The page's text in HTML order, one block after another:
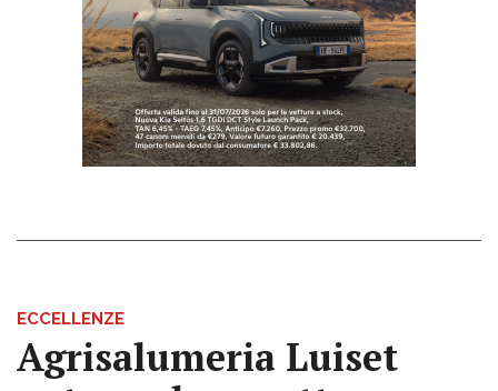
ECCELLENZE
Agrisalumeria Luiset